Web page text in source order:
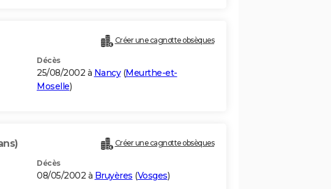
Créer une cagnotte obsèques
Décès
25/08/2002 à Nancy(Meurthe-et-
Moselle)
Créer une cagnotte obsèques
Décès
08/05/2002 à Bruyères (Vosges)